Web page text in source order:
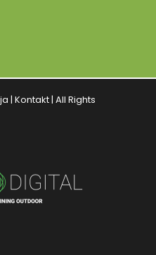
| Kontakt| All Rights